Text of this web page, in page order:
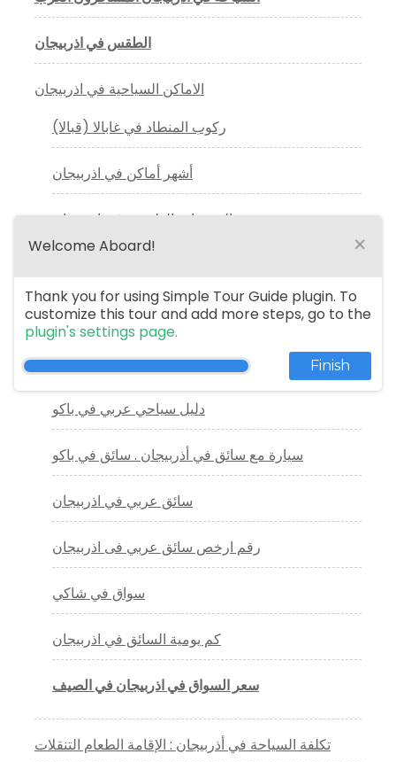
الطقس في اذربيجان
الاماكن السياحية في اذربيجان
ركوب المنطاد في غابالا (قبالا)
أشهر أماكن في اذربيجان
المحميات الطبيعية في اذربيجان
سائق خاص فى اذربيجان
مرشد سياحي في اذربيجان
دليل سياحي عربي في باكو
سيارة مع سائق في أذربيجان . سائق في باكو
سائق عربي في اذربيجان
رقم ارخص سائق عربي فى اذربيجان
سواق في شاكي
كم يومية السائق في اذربيجان
سعر السواق في اذربيجان في الصيف
تكلفة السياحة في أذربيجان : الإقامة الطعام التنقلات
Welcome Aboard! ×
Thank you for using Simple Tour Guide plugin. To
customize this tour and add more steps, go to the
plugin's settings page.
Finish